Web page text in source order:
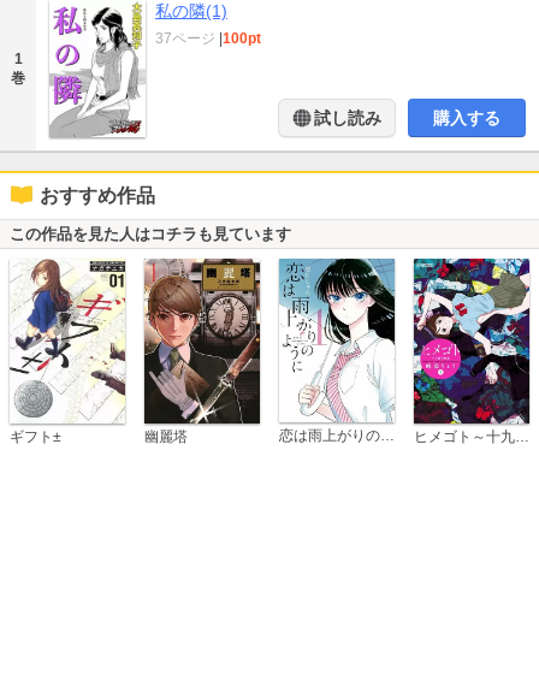
1
巻
私の隣(1)
37ページ 100pt
試し読み 購入する
おすすめ作品
この作品を見た人はコチラも見ています
ギフト± 幽麗塔 恋は雨上がりのように